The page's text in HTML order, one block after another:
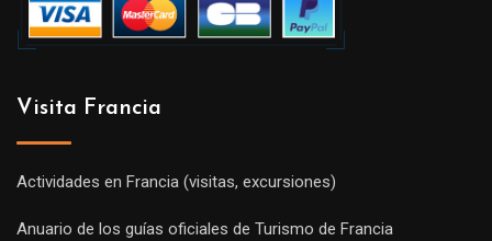
Visita Francia
Actividades en Francia (visitas, excursiones)
Anuario de los guías oficiales de Turismo de Francia